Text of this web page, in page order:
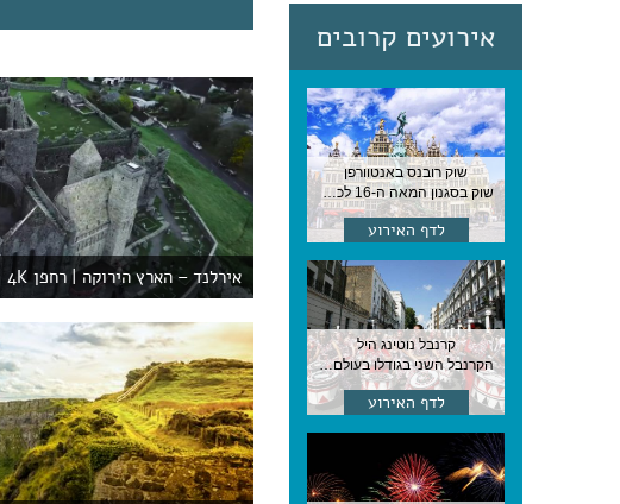
אירועים קרובים
שוק רובנס באנטוורפן
שוק בסגנון המאה ה-16 לכבודו של הצייר המפורסם, בן העיר, נערך ב-15 באוגוסט באנטוורפן
לדף האירוע
קרנבל נוטינג היל
הקרנבל השני בגודלו בעולם, עם מוזיקה, תהלוכות ותחפושות. לונדון
לדף האירוע
אירלנד – הארץ הירוקה | רחפן 4K